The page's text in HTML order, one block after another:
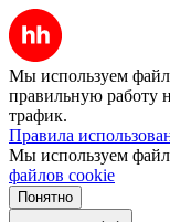
Мы используем
правильную работу
трафик.
Правила
Мы используем
файлов cookie
Понятно